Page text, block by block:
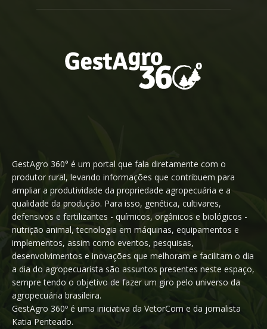
GestAgro 360° é um portal que fala diretamente com o
produtor rural, levando informações que contribuem para
ampliar a produtividade da propriedade agropecuária e a
qualidade da produção. Para isso, genética, cultivares,
defensivos e fertilizantes - químicos, orgânicos e biológicos -
nutrição animal, tecnologia em máquinas, equipamentos e
implementos, assim como eventos, pesquisas,
desenvolvimentos e inovações que melhoram e facilitam o dia
a dia do agropecuarista são assuntos presentes neste espaço,
sempre tendo o objetivo de fazer um giro pelo universo da
agropecuária brasileira.
GestAgro 360º é uma iniciativa da VetorCom e da jornalista
Katia Penteado.